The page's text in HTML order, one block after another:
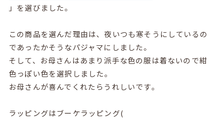
」を選びました。
この商品を選んだ理由は、夜いつも寒そうにしているの
であったかそうなパジャマにしました。
そして、お母さんはあまり派手な色の服は着ないので紺
色っぽい色を選択しました。
お母さんが喜んでくれたらうれしいです。
ラッピングはブーケラッピング(